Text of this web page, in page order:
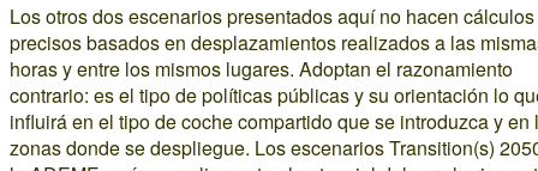
Los otros dos escenarios presentados aquí no hacen cálculos
precisos basados en desplazamientos realizados a las
horas y entre los mismos lugares. Adoptan el razonamiento
contrario: es el tipo de políticas públicas y su orientación lo
influirá en el tipo de coche compartido que se introduzca y en
zonas donde se despliegue. Los escenarios Transition(s)